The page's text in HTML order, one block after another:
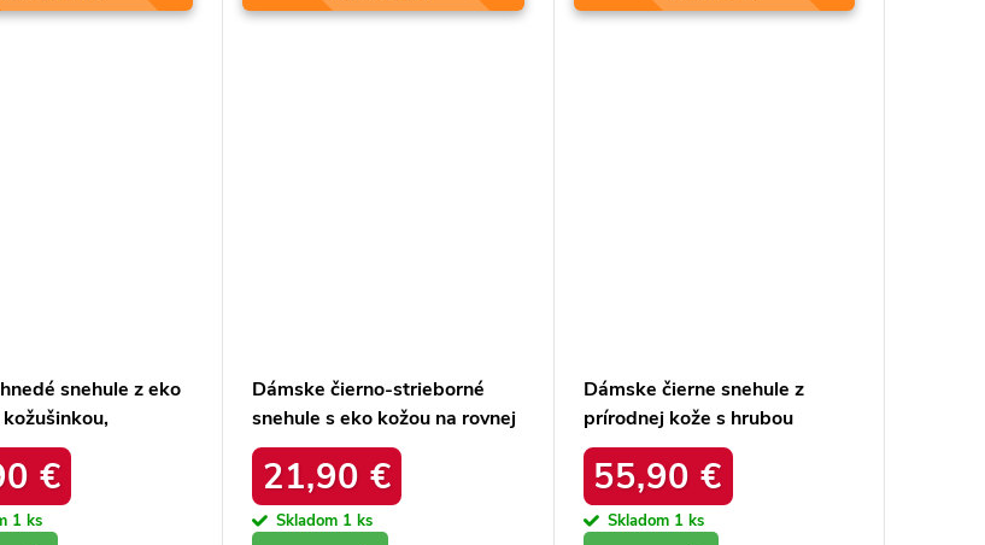
snehule z eko
– 20219-4K
€
1 ks
Dámske čierno-strieborné
snehule s eko kožou na rovnej
podrážke, kód produktu 23-
34586 SREBRNY
21,90 €
Skladom 1 ks
Dámske čierne snehule z
prírodnej kože s hrubou
podrážkou a zateplením, kód
produktu OO274A206
55,90 €
Skladom 1 ks